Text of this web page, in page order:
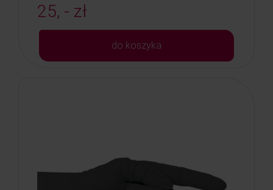
25, - zł
do koszyka